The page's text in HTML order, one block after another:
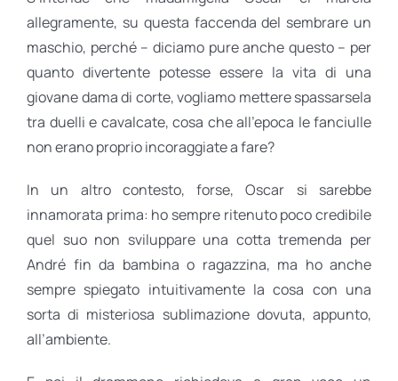
allegramente, su questa faccenda del sembrare un
maschio, perché – diciamo pure anche questo – per
quanto divertente potesse essere la vita di una
giovane dama di corte, vogliamo mettere spassarsela
tra duelli e cavalcate, cosa che all’epoca le fanciulle
non erano proprio incoraggiate a fare?
In un altro contesto, forse, Oscar si sarebbe
innamorata prima: ho sempre ritenuto poco credibile
quel suo non sviluppare una cotta tremenda per
André fin da bambina o ragazzina, ma ho anche
sempre spiegato intuitivamente la cosa con una
sorta di misteriosa sublimazione dovuta, appunto,
all’ambiente.